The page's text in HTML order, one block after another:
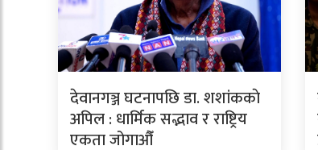
देवानगञ्ज घटनापछि डा. शशांककाे
अपिल : धार्मिक सद्भाव र राष्ट्रिय
एकता जोगाऔँ